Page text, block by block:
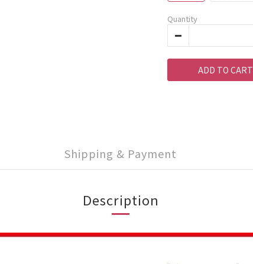
Quantity
ADD TO CART
Shipping & Payment
Description